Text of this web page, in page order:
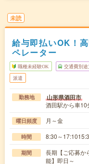
未読
給与即払いOK！
ペレーター
職種未経験OK 交通費別途
派遣
勤務地 山形県酒田市
酒田駅から車10
曜日頻度 月～金
時間 8:30～
期間
長期【ご応募か
能】即日～